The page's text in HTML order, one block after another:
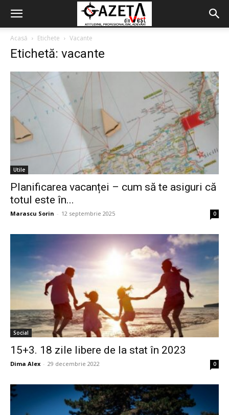
Acasă Etichete Vacante
Etichetă: vacante
Utile
Planificarea vacanței – cum să te asiguri că
totul este în...
Marascu Sorin - 12 septembrie 2025 0
Social
15+3. 18 zile libere de la stat în 2023
Dima Alex - 29 decembrie 2022 0